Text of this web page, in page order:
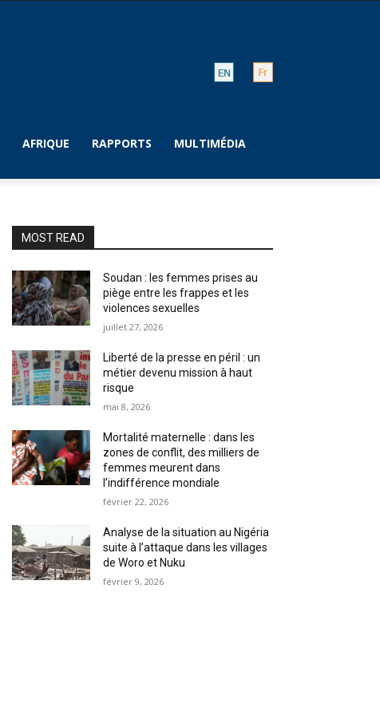
AFRIQUE RAPPORTS MULTIMÉDIA
MOST READ
Soudan : les femmes prises au
piège entre les frappes et les
violences sexuelles
juillet 27, 2026
Liberté de la presse en péril : un
métier devenu mission à haut
risque
mai 8, 2026
Mortalité maternelle : dans les
zones de conflit, des milliers de
femmes meurent dans
l’indifférence mondiale
février 22, 2026
Analyse de la situation au Nigéria
suite à l’attaque dans les villages
de Woro et Nuku
février 9, 2026